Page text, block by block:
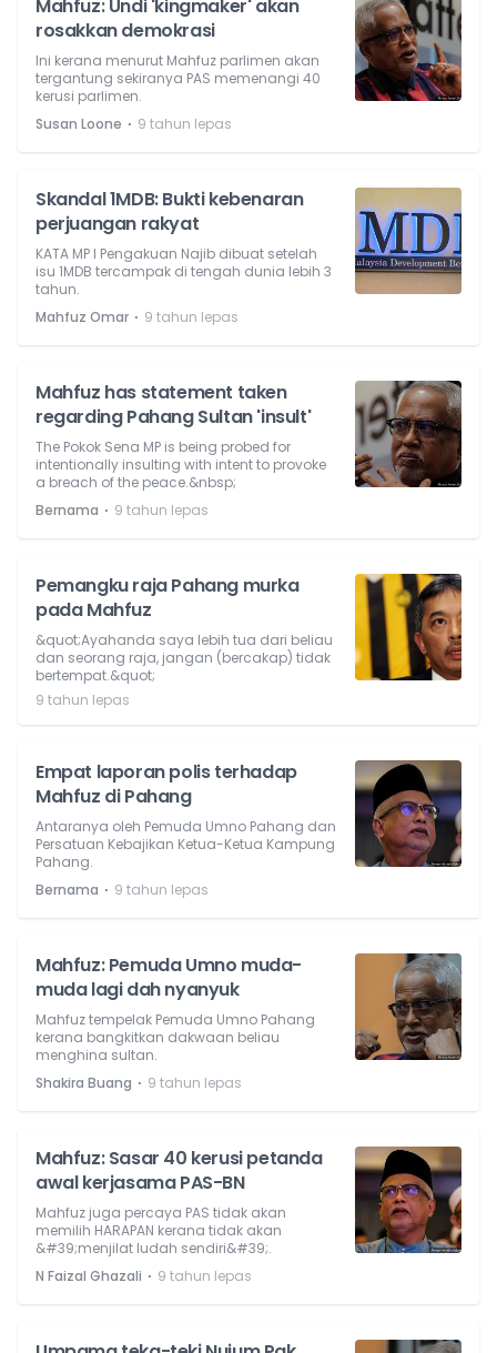
Mahfuz: Undi 'kingmaker' akan
rosakkan demokrasi
Ini kerana menurut Mahfuz parlimen akan
tergantung sekiranya PAS memenangi 40
kerusi parlimen.
Susan Loone ⋅ 9 tahun lepas
Skandal 1MDB: Bukti kebenaran
perjuangan rakyat
KATA MP l Pengakuan Najib dibuat setelah
isu 1MDB tercampak di tengah dunia lebih 3
tahun.
Mahfuz Omar ⋅ 9 tahun lepas
Mahfuz has statement taken
regarding Pahang Sultan 'insult'
The Pokok Sena MP is being probed for
intentionally insulting with intent to provoke
a breach of the peace.&nbsp;
Bernama ⋅ 9 tahun lepas
Pemangku raja Pahang murka
pada Mahfuz
&quot;Ayahanda saya lebih tua dari beliau
dan seorang raja, jangan (bercakap) tidak
bertempat.&quot;
9 tahun lepas
Empat laporan polis terhadap
Mahfuz di Pahang
Antaranya oleh Pemuda Umno Pahang dan
Persatuan Kebajikan Ketua-Ketua Kampung
Pahang.
Bernama ⋅ 9 tahun lepas
Mahfuz: Pemuda Umno muda-
muda lagi dah nyanyuk
Mahfuz tempelak Pemuda Umno Pahang
kerana bangkitkan dakwaan beliau
menghina sultan.
Shakira Buang ⋅ 9 tahun lepas
Mahfuz: Sasar 40 kerusi petanda
awal kerjasama PAS-BN
Mahfuz juga percaya PAS tidak akan
memilih HARAPAN kerana tidak akan
&#39;menjilat ludah sendiri&#39;.
N Faizal Ghazali ⋅ 9 tahun lepas